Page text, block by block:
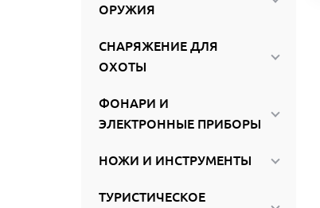
ОРУЖИЯ
СНАРЯЖЕНИЕ ДЛЯ
ОХОТЫ
ФОНАРИ И
ЭЛЕКТРОННЫЕ ПРИБОРЫ
НОЖИ И ИНСТРУМЕНТЫ
ТУРИСТИЧЕСКОЕ